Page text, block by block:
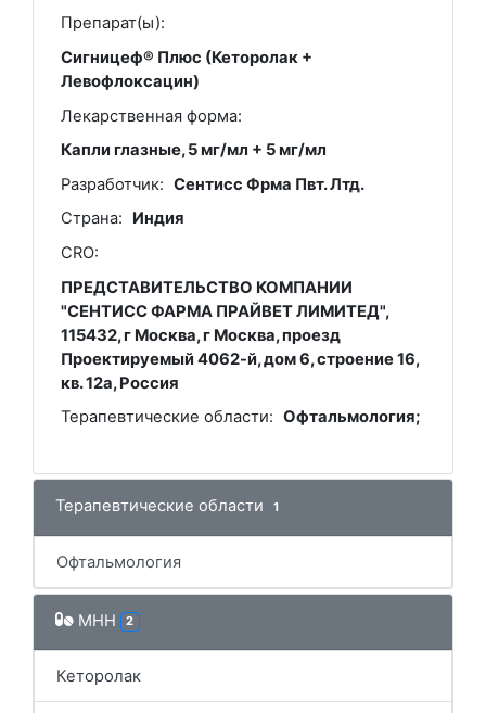
Препарат(ы):
Сигницеф® Плюс (Кеторолак +
Левофлоксацин)
Лекарственная форма:
Капли глазные, 5 мг/мл + 5 мг/мл
Разработчик: Сентисс Фрма Пвт. Лтд.
Страна:
Индия
CRO:
ПРЕДСТАВИТЕЛЬСТВО КОМПАНИИ
"СЕНТИСС ФАРМА ПРАЙВЕТ ЛИМИТЕД",
115432, г Москва, г Москва, проезд
Проектируемый 4062-й, дом 6, строение 16,
кв. 12a, Россия
Терапевтические области: Офтальмология;
Терапевтические области 1
Офтальмология
МНН 2
Кеторолак